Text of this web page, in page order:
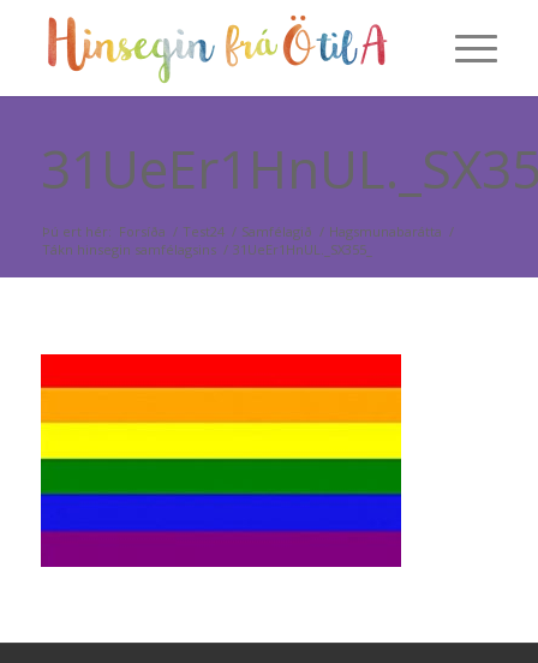
Þú ert hér: Forsíða / Test24 / Samfélagið / Hagsmunabarátta /
Tákn hinsegin samfélagsins / 31UeEr1HnUL._SX355_